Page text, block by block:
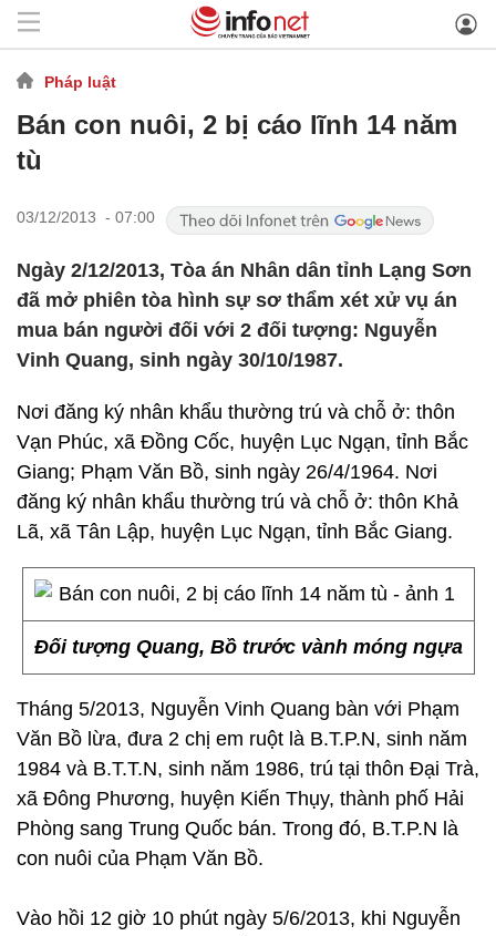
Pháp luật
Bán con nuôi, 2 bị cáo lĩnh 14 năm
tù
03/12/2013 - 07:00
Ngày 2/12/2013, Tòa án Nhân dân tỉnh Lạng Sơn
đã mở phiên tòa hình sự sơ thẩm xét xử vụ án
mua bán người đối với 2 đối tượng: Nguyễn
Vinh Quang, sinh ngày 30/10/1987.
Nơi đăng ký nhân khẩu thường trú và chỗ ở: thôn
Vạn Phúc, xã Đồng Cốc, huyện Lục Ngạn, tỉnh Bắc
Giang; Phạm Văn Bồ, sinh ngày 26/4/1964. Nơi
đăng ký nhân khẩu thường trú và chỗ ở: thôn Khả
Lã, xã Tân Lập, huyện Lục Ngạn, tỉnh Bắc Giang.
Đối tượng Quang, Bồ trước vành móng ngựa
Tháng 5/2013, Nguyễn Vinh Quang bàn với Phạm
Văn Bồ lừa, đưa 2 chị em ruột là B.T.P.N, sinh năm
1984 và B.T.T.N, sinh năm 1986, trú tại thôn Đại Trà,
xã Đông Phương, huyện Kiến Thụy, thành phố Hải
Phòng sang Trung Quốc bán. Trong đó, B.T.P.N là
con nuôi của Phạm Văn Bồ.
Vào hồi 12 giờ 10 phút ngày 5/6/2013, khi Nguyễn